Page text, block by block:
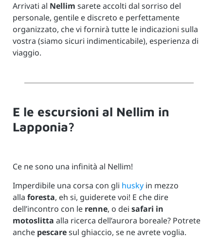
Arrivati al Nellim sarete accolti dal sorriso del
personale, gentile e discreto e perfettamente
organizzato, che vi fornirà tutte le indicazioni sulla
vostra (siamo sicuri indimenticabile), esperienza di
viaggio.
E le escursioni al Nellim in
Lapponia?
Ce ne sono una infinità al Nellim!
Imperdibile una corsa con gli husky in mezzo
alla foresta, eh si, guiderete voi! E che dire
dell’incontro con le renne, o dei safari in
motoslitta alla ricerca dell’aurora boreale? Potrete
anche pescaresul ghiaccio, se ne avrete voglia.